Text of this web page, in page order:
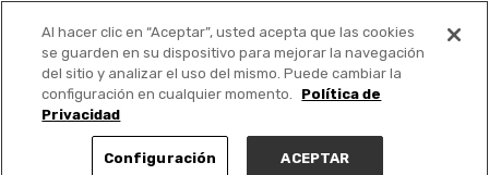
PUBLICA GRATIS +
Al hacer clic en “Aceptar”, usted acepta que las cookies
se guarden en su dispositivo para mejorar la navegación
del sitio y analizar el uso del mismo. Puede cambiar la
configuración en cualquier momento.
Política de
Privacidad
Configuración ACEPTAR